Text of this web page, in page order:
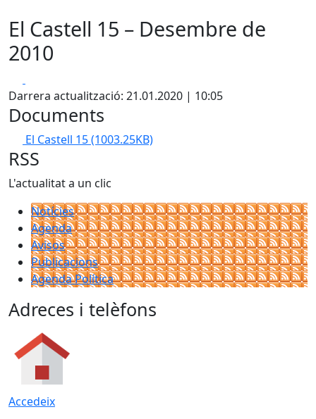
El Castell 15 – Desembre de
2010
Darrera actualització: 21.01.2020 | 10:05
Documents
El Castell 15(1003.25KB)
RSS
L'actualitat a un clic
Notícies
Agenda
Avisos
Publicacions
Agenda Política
Adreces i telèfons
Accedeix